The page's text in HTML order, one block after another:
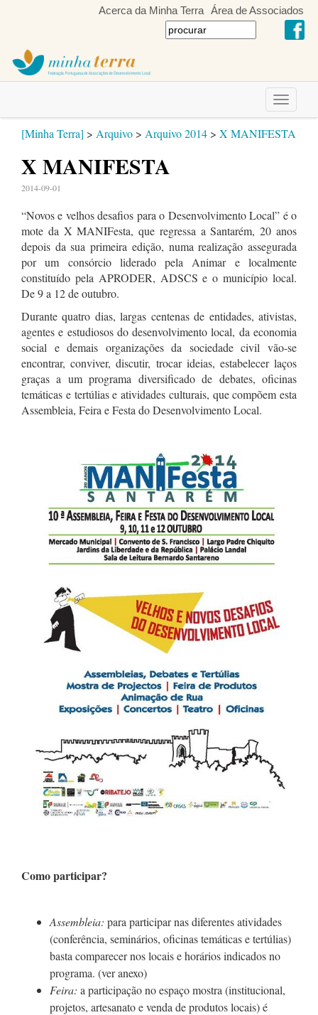
Acerca da Minha Terra Área de Associados
Toggle
[Minha Terra] > Arquivo > Arquivo 2014 > X MANIFESTA
X MANIFESTA
2014-09-01
“Novos e velhos desafios para o Desenvolvimento Local” é o
mote da X MANIFesta, que regressa a Santarém, 20 anos
depois da sua primeira edição, numa realização assegurada
por um consórcio liderado pela Animar e localmente
constituído pela APRODER, ADSCS e o município local.
De 9 a 12 de outubro.
Durante quatro dias, largas centenas de entidades, ativistas,
agentes e estudiosos do desenvolvimento local, da economia
social e demais organizações da sociedade civil vão-se
encontrar, conviver, discutir, trocar ideias, estabelecer laços
graças a um programa diversificado de debates, oficinas
temáticas e tertúlias e atividades culturais, que compõem esta
Assembleia, Feira e Festa do Desenvolvimento Local.
Como participar?
Assembleia: para participar nas diferentes atividades
(conferência, seminários, oficinas temáticas e tertúlias)
basta comparecer nos locais e horários indicados no
programa. (ver anexo)
Feira: a participação no espaço mostra (institucional,
projetos, artesanato e venda de produtos locais) é